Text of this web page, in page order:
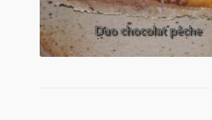
De(s)tracteur réduit au silence
Enlèvement rêvé